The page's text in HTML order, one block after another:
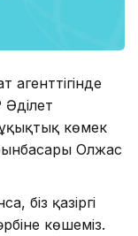
агенттігінде
көмек
Олжас
біз қазіргі
көшеміз.